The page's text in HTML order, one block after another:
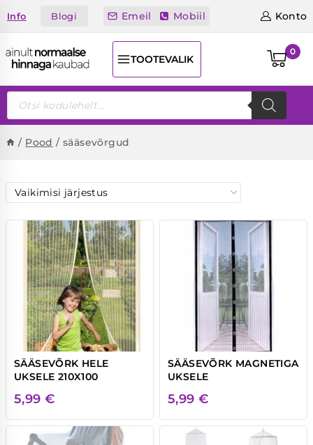
toInfo Blogi Emeil Mobiil Konto
TOOTEVALIK
0
Products
search
/ Pood / sääsevõrgud
SÄÄSEVÕRK HELE
UKSELE 210X100
5,99 €
SÄÄSEVÕRK MAGNETIGA
UKSELE
5,99 €